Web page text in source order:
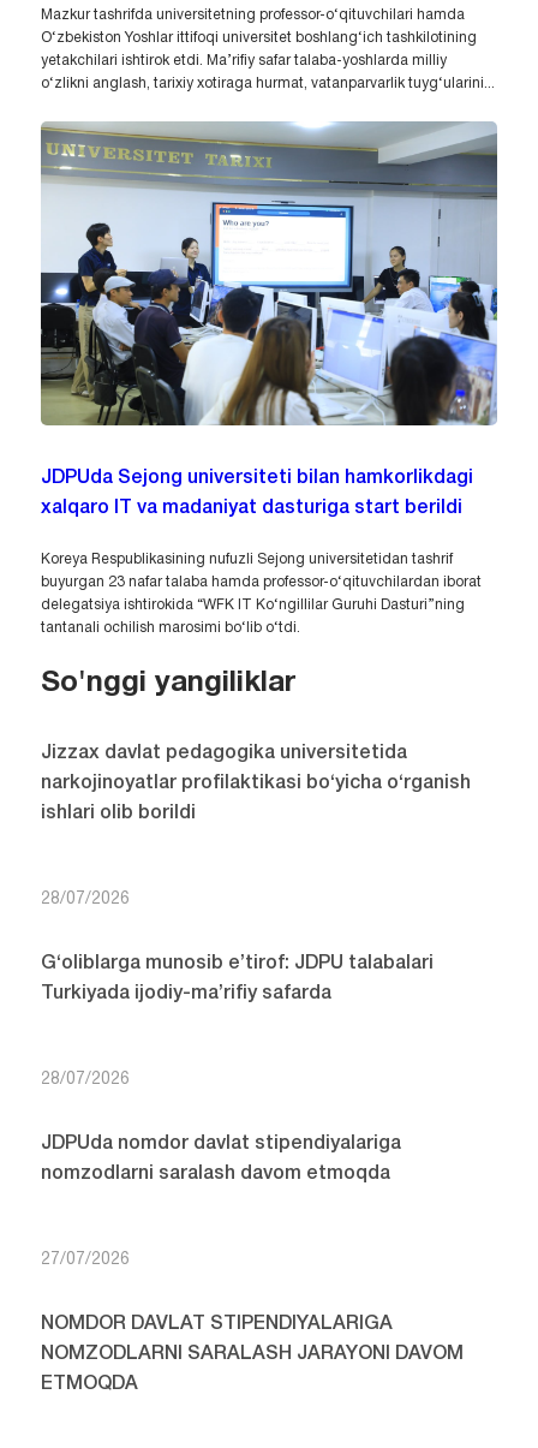
Mazkur tashrifda universitetning professor-o‘qituvchilari hamda
O‘zbekiston Yoshlar ittifoqi universitet boshlang‘ich tashkilotining
yetakchilari ishtirok etdi. Ma’rifiy safar talaba-yoshlarda milliy
o‘zlikni anglash, tarixiy xotiraga hurmat, vatanparvarlik tuyg‘ularini...
JDPUda Sejong universiteti bilan hamkorlikdagi
xalqaro IT va madaniyat dasturiga start berildi
Koreya Respublikasining nufuzli Sejong universitetidan tashrif
buyurgan 23 nafar talaba hamda professor-o‘qituvchilardan iborat
delegatsiya ishtirokida “WFK IT Ko‘ngillilar Guruhi Dasturi”ning
tantanali ochilish marosimi bo‘lib o‘tdi.
So'nggi yangiliklar
Jizzax davlat pedagogika universitetida
narkojinoyatlar profilaktikasi bo‘yicha o‘rganish
ishlari olib borildi
28/07/2026
G‘oliblarga munosib e’tirof: JDPU talabalari
Turkiyada ijodiy-ma’rifiy safarda
28/07/2026
JDPUda nomdor davlat stipendiyalariga
nomzodlarni saralash davom etmoqda
27/07/2026
NOMDOR DAVLAT STIPENDIYALARIGA
NOMZODLARNI SARALASH JARAYONI DAVOM
ETMOQDA